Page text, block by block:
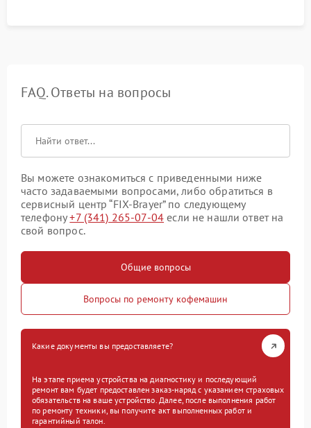
FAQ. Ответы на вопросы
Вы можете ознакомиться с приведенными ниже
часто задаваемыми вопросами, либо обратиться в
сервисный центр “FIX-Brayer” по следующему
телефону+7 (341) 265-07-04 если не нашли ответ на
свой вопрос.
Общие вопросы
Вопросы по ремонту кофемашин
Какие документы вы предоставляете?
На этапе приема устройства на диагностику и последующий
ремонт вам будет предоставлен заказ-наряд с указанием страховых
обязательств на ваше устройство. Далее, после выполнения работ
по ремонту техники, вы получите акт выполненных работ и
гарантийный талон.